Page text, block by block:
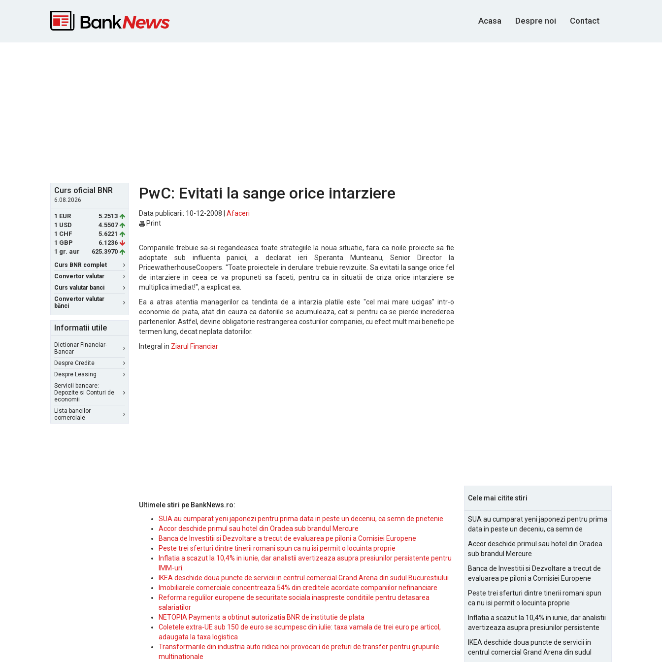
Acasa Despre noi Contact
Curs oficial BNR
6.08.2026
1 EUR
5.2513
1 USD
4.5507
1 CHF
5.6221
1 GBP
6.1236
1 gr. aur
625.3970
Curs BNR complet
Convertor valutar
Curs valutar banci
Convertor valutar
bănci
Informatii utile
Dictionar Financiar-
Bancar
Despre Credite
Despre Leasing
Servicii bancare:
Depozite si Conturi de
economii
Lista bancilor
comerciale
PwC: Evitati la sange orice intarziere
Data publicarii: 10-12-2008 | Afaceri
Print
Companiile trebuie sa-si regandeasca toate strategiile la noua situatie, fara ca noile proiecte sa fie
adoptate sub influenta panicii, a declarat ieri Speranta Munteanu, Senior Director la
PricewatherhouseCoopers. "Toate proiectele in derulare trebuie revizuite. Sa evitati la sange orice fel
de intarziere in ceea ce va propuneti sa faceti, pentru ca in situatii de criza orice intarziere se
multiplica imediat!", a explicat ea.
Ea a atras atentia managerilor ca tendinta de a intarzia platile este "cel mai mare ucigas" intr-o
economie de piata, atat din cauza ca datoriile se acumuleaza, cat si pentru ca se pierde increderea
partenerilor. Astfel, devine obligatorie restrangerea costurilor companiei, cu efect mult mai benefic pe
termen lung, decat neplata datoriilor.
Integral in Ziarul Financiar
Ultimele stiri pe BankNews.ro:
SUA au cumparat yeni japonezi pentru prima data in peste un deceniu, ca semn de prietenie
Accor deschide primul sau hotel din Oradea sub brandul Mercure
Banca de Investitii si Dezvoltare a trecut de evaluarea pe piloni a Comisiei Europene
Peste trei sferturi dintre tinerii romani spun ca nu isi permit o locuinta proprie
Inflatia a scazut la 10,4% in iunie, dar analistii avertizeaza asupra presiunilor persistente pentru
IMM-uri
IKEA deschide doua puncte de servicii in centrul comercial Grand Arena din sudul Bucurestiului
Imobiliarele comerciale concentreaza 54% din creditele acordate companiilor nefinanciare
Reforma regulilor europene de securitate sociala inaspreste conditiile pentru detasarea
salariatilor
NETOPIA Payments a obtinut autorizatia BNR de institutie de plata
Coletele extra-UE sub 150 de euro se scumpesc din iulie: taxa vamala de trei euro pe articol,
adaugata la taxa logistica
Transformarile din industria auto ridica noi provocari de preturi de transfer pentru grupurile
multinationale
Cele mai citite stiri
SUA au cumparat yeni japonezi pentru prima
data in peste un deceniu, ca semn de
Accor deschide primul sau hotel din Oradea
sub brandul Mercure
Banca de Investitii si Dezvoltare a trecut de
evaluarea pe piloni a Comisiei Europene
Peste trei sferturi dintre tinerii romani spun
ca nu isi permit o locuinta proprie
Inflatia a scazut la 10,4% in iunie, dar analistii
avertizeaza asupra presiunilor persistente
IKEA deschide doua puncte de servicii in
centrul comercial Grand Arena din sudul